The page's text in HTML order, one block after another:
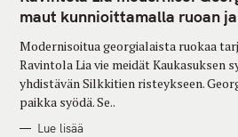
G
O
I
E
S
maut kunnioittamalla ruoan
Modernisoitua georgialaista ruokaa
Ravintola Lia vie meidät Kaukasuksen
yhdistävän Silkkitien risteykseen.
paikka syödä. Se..
Lue lisää